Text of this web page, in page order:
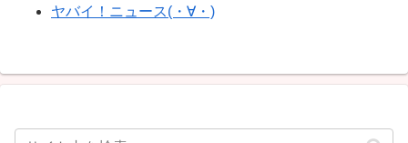
ヤバイ！ニュース(・∀・)